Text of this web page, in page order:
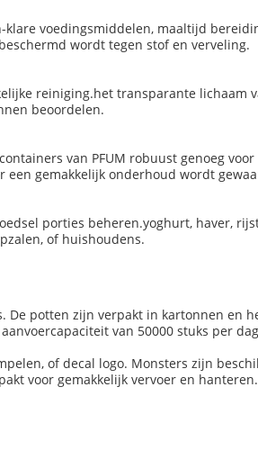
voedingsmiddelen, maaltijd
wordt tegen stof en verveling.
reiniging.het transparante lichaam
beoordelen.
van PFUM robuust genoeg
gemakkelijk onderhoud wordt
porties beheren.yoghurt, haver,
of huishoudens.
De potten zijn verpakt in kartonnen en
van 50000 stuks per
of decal logo. Monsters zijn
voor gemakkelijk vervoer en hanteren.